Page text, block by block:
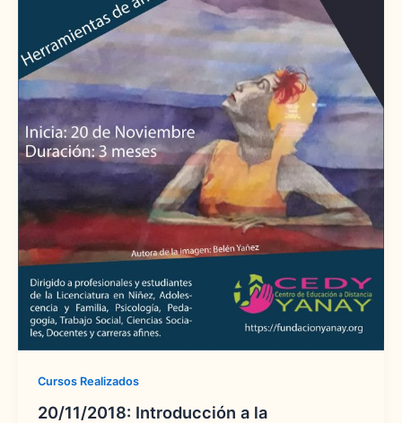
Cursos Realizados
20/11/2018: Introducción a la